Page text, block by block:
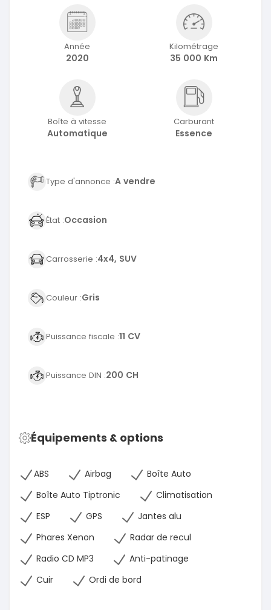
Année
2020
Kilométrage
35 000 Km
Boîte à vitesse
Automatique
Carburant
Essence
Type d'annonce :A vendre
État :Occasion
Carrosserie :4x4, SUV
Couleur :Gris
Puissance fiscale :11 CV
Puissance DIN :200 CH
Équipements & options
ABS Airbag
Boîte Auto
Boîte Auto Tiptronic
Climatisation
ESP
GPS
Jantes alu
Phares Xenon
Radar de recul
Radio CD MP3
Anti-patinage
Cuir
Ordi de bord